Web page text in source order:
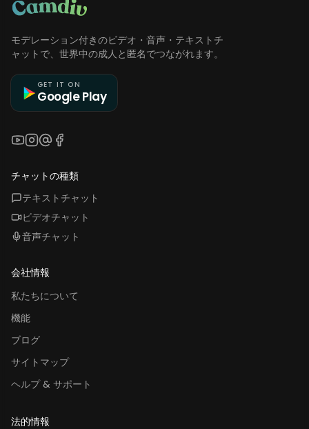
モデレーション付きのビデオ・音声・テキストチ
ャットで、世界中の成人と匿名でつながれます。
GET IT ON
Google Play
チャットの種類
テキストチャット
ビデオチャット
音声チャット
会社情報
私たちについて
機能
ブログ
サイトマップ
ヘルプ & サポート
法的情報